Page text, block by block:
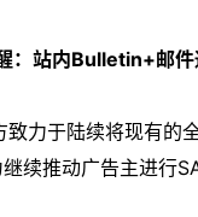
：站内Bulletin+邮件
力于陆续将现有的
续推动广告主进行